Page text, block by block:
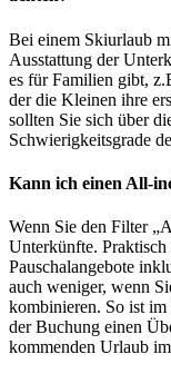
Bei einem Skiurlaub
Ausstattung der
es für Familien gibt,
der die Kleinen ihre
sollten Sie sich über
Schwierigkeitsgrade
Kann ich einen All-
Wenn Sie den Filter
Unterkünfte.
Pauschalangebote
auch weniger, wenn
kombinieren. So ist im
der Buchung einen
kommenden Urlaub